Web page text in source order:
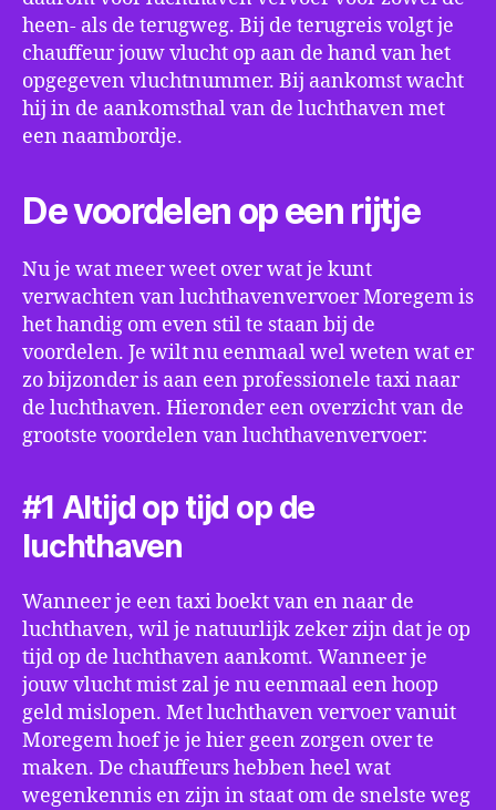
heen- als de terugweg. Bij de terugreis volgt je
chauffeur jouw vlucht op aan de hand van het
opgegeven vluchtnummer. Bij aankomst wacht
hij in de aankomsthal van de luchthaven met
een naambordje.
De voordelen op een rijtje
Nu je wat meer weet over wat je kunt
verwachten van luchthavenvervoer Moregem is
het handig om even stil te staan bij de
voordelen. Je wilt nu eenmaal wel weten wat er
zo bijzonder is aan een professionele taxi naar
de luchthaven. Hieronder een overzicht van de
grootste voordelen van luchthavenvervoer:
#1 Altijd op tijd op de
luchthaven
Wanneer je een taxi boekt van en naar de
luchthaven, wil je natuurlijk zeker zijn dat je op
tijd op de luchthaven aankomt. Wanneer je
jouw vlucht mist zal je nu eenmaal een hoop
geld mislopen. Met luchthaven vervoer vanuit
Moregem hoef je je hier geen zorgen over te
maken. De chauffeurs hebben heel wat
wegenkennis en zijn in staat om de snelste weg